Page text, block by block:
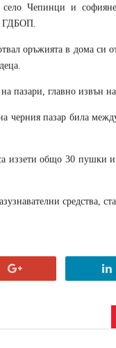
село Чепинци и
ГДБОП.
оръжията в дома си
пазари, главно извън
черния пазар била
иззети общо 30 пушки и
средства,